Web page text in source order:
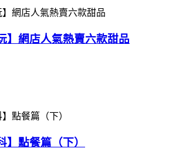
】網店人氣熱賣六款甜品
】點餐篇（下）